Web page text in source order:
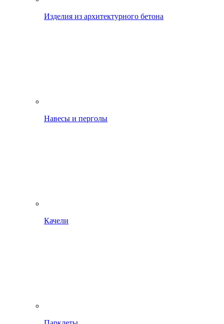
Изделия из архитектурного бетона
Навесы и перголы
Качели